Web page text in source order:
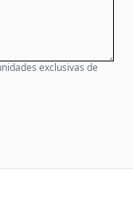
exclusivas de